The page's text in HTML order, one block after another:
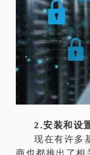
2.安装和设
现在有许多